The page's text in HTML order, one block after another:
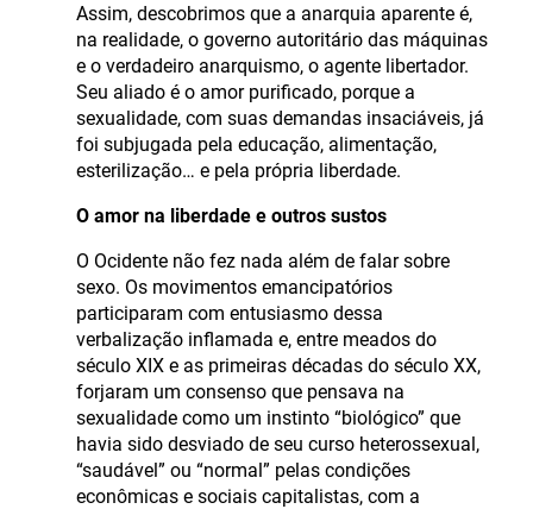
Assim, descobrimos que a anarquia aparente é,
na realidade, o governo autoritário das máquinas
e o verdadeiro anarquismo, o agente libertador.
Seu aliado é o amor purificado, porque a
sexualidade, com suas demandas insaciáveis, já
foi subjugada pela educação, alimentação,
esterilização… e pela própria liberdade.
O amor na liberdade e outros sustos
O Ocidente não fez nada além de falar sobre
sexo. Os movimentos emancipatórios
participaram com entusiasmo dessa
verbalização inflamada e, entre meados do
século XIX e as primeiras décadas do século XX,
forjaram um consenso que pensava na
sexualidade como um instinto “biológico” que
havia sido desviado de seu curso heterossexual,
“saudável” ou “normal” pelas condições
econômicas e sociais capitalistas, com a